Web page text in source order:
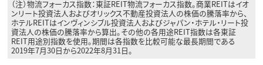
（注）物流フォーカス指数：東証REIT物流フォーカス指数。商業REITはイオ
ンリート投資法人およびオリックス不動産投資法人の株価の騰落率から、
ホテルREITはインヴィンシブル投資法人およびジャパン・ホテル・リート投
資法人の株価の騰落率から算出。その他の各用途REIT指数は各東証
REIT用途別指数を使用。期間は各指数を比較可能な最長期間である
2019年7月30日から2022年8月31日。